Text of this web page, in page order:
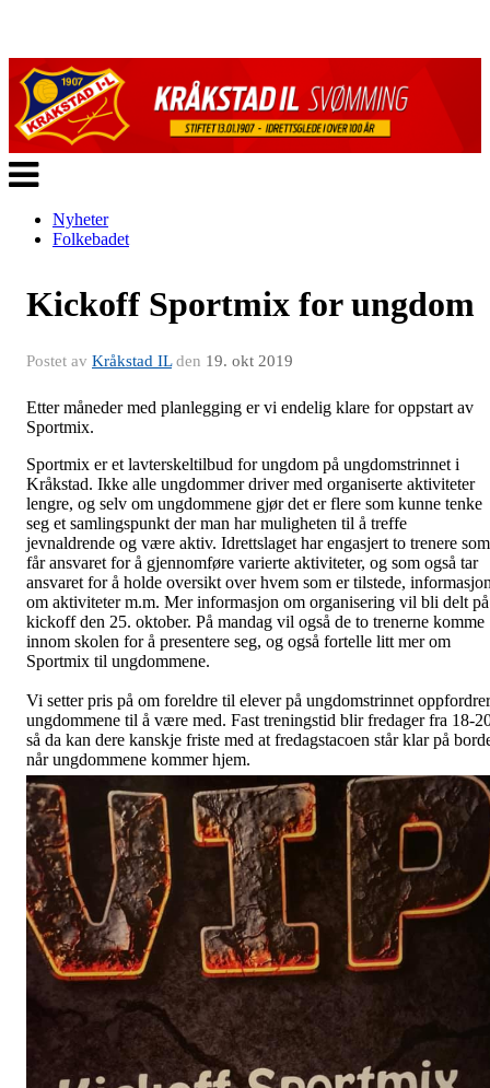
Veksle
navigasjon
Nyheter
Folkebadet
Kickoff Sportmix for ungdom
Postet av Kråkstad ILden 19. okt 2019
Etter måneder med planlegging er vi endelig klare for oppstart av
Sportmix.
Sportmix er et lavterskeltilbud for ungdom på ungdomstrinnet i
Kråkstad. Ikke alle ungdommer driver med organiserte aktiviteter
lengre, og selv om ungdommene gjør det er flere som kunne tenke
seg et samlingspunkt der man har muligheten til å treffe
jevnaldrende og være aktiv. Idrettslaget har engasjert to trenere som
får ansvaret for å gjennomføre varierte aktiviteter, og som også tar
ansvaret for å holde oversikt over hvem som er tilstede,
om aktiviteter m.m. Mer informasjon om organisering vil bli delt på
kickoff den 25. oktober. På mandag vil også de to trenerne komme
innom skolen for å presentere seg, og også fortelle litt mer om
Sportmix til ungdommene.
Vi setter pris på om foreldre til elever på ungdomstrinnet oppfordrer
ungdommene til å være med. Fast treningstid blir fredager fra 18-
så da kan dere kanskje friste med at fredagstacoen står klar på
når ungdommene kommer hjem.